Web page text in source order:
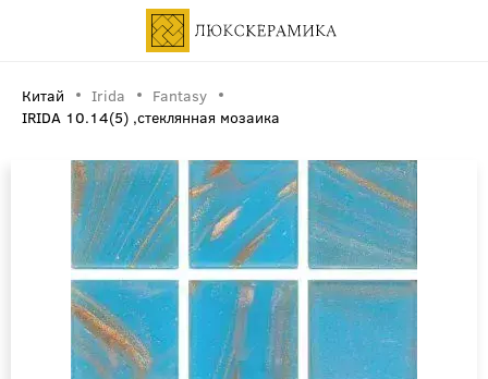
Китай Irida
Fantasy
IRIDA 10.14(5) ,стеклянная мозаика